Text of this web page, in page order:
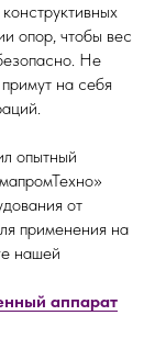
опор, чтобы вес
Не
на себя
опытный
от
применения на
нашей
аппарат